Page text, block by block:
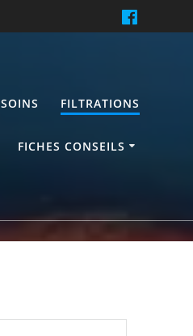
SOINS FILTRATIONS
FICHES CONSEILS